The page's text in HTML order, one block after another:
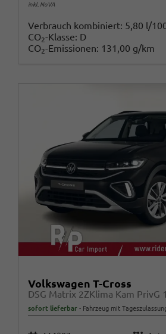
inkl. NoVA
Verbrauch kombiniert: 5,80 l/
CO2-Klasse: D
CO2-Emissionen: 131,00 g/km
Volkswagen T-Cross
DSG Matrix 2ZKlima Kam PrivG
sofort lieferbar Fahrzeug mit